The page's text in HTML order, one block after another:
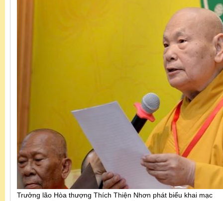
Trưởng lão Hòa thượng Thích Thiện Nhơn phát biểu khai mạc